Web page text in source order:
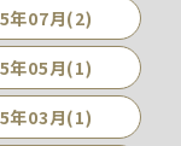
年07月(2)
年05月(1)
年03月(1)